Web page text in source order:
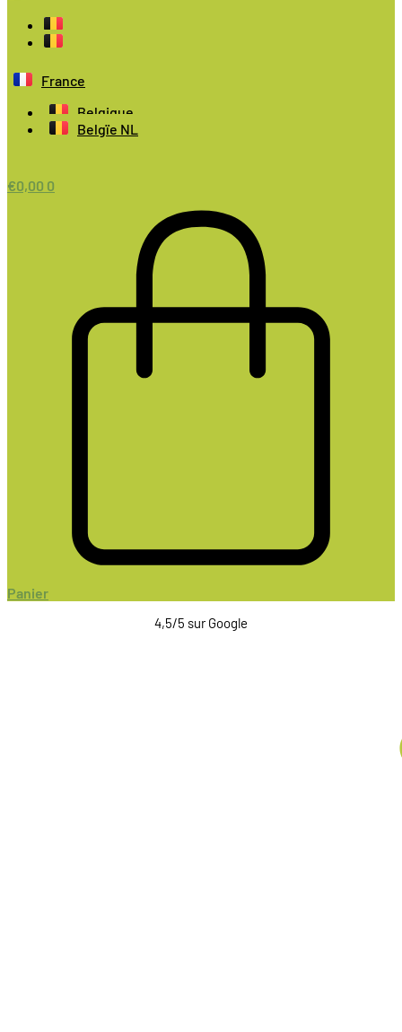
France
Belgique
Belgïe NL
€0,00 0
Panier
4,5/5 sur Google